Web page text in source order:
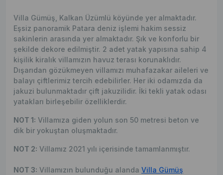
Villa Gümüş, Kalkan Üzümlü köyünde yer almaktadır.
Eşsiz panoramik Patara deniz işlemi hakim sessiz
sakinlerin arasında yer almaktadır. Şık ve konforlu bir
şekilde dekore edilmiştir. 2 adet yatak yapısına sahip 4
kişilik kiralık villamızın havuz terası korunaklıdır.
Dışarıdan gözükmeyen villamızı muhafazakar aileleri ve
balayı çiftlerimiz tercih edebilirler. Her iki odamızda da
jakuzi bulunmaktadır çift jakuzilidir. İki tekli yatak odası
yatakları birleşebilir özelliklerdir.
NOT 1: Villamıza giden yolun son 50 metresi beton ve
dik bir yokuştan oluşmaktadır.
NOT 2: Villamız 2021 yılı içerisinde tamamlanmıştır.
NOT 3: Villamızın bulunduğu alanda Villa Gümüş